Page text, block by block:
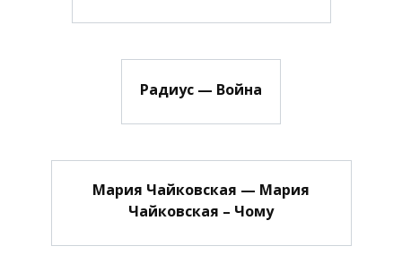
Радиус — Война
Мария Чайковская — Мария
Чайковская – Чому